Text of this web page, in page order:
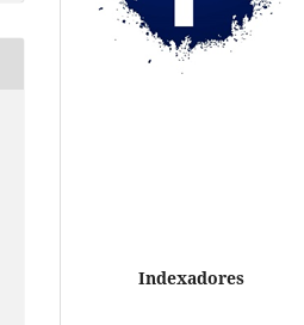
Indexadores